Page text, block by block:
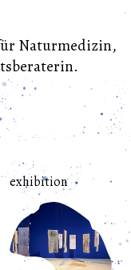
Naturmedizin,
exhibition